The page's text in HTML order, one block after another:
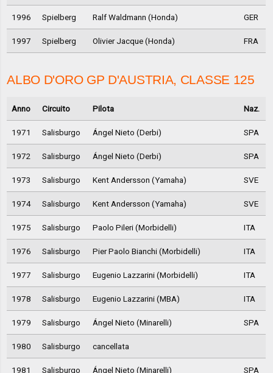
1996 Spielberg Ralf Waldmann (Honda) GER
1997 Spielberg Olivier Jacque (Honda) FRA
ALBO D'ORO GP D'AUSTRIA, CLASSE 125
Anno Circuito Pilota Naz.
1971 Salisburgo Ángel Nieto (Derbi) SPA
1972 Salisburgo Ángel Nieto (Derbi) SPA
1973 Salisburgo Kent Andersson (Yamaha) SVE
1974 Salisburgo Kent Andersson (Yamaha) SVE
1975 Salisburgo Paolo Pileri (Morbidelli) ITA
1976 Salisburgo Pier Paolo Bianchi (Morbidelli) ITA
1977 Salisburgo Eugenio Lazzarini (Morbidelli) ITA
1978 Salisburgo Eugenio Lazzarini (MBA) ITA
1979 Salisburgo Ángel Nieto (Minarelli) SPA
1980 Salisburgo cancellata
1981 Salisburgo Ángel Nieto (Minarelli) SPA